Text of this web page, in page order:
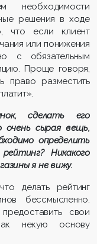
необходимости
решения в ходе
что если клиент
или понижения
с обязательным
Проще говоря,
право разместить
сделать его
очень сырая вещь,
определить
Никакого
я не вижу.
делать рейтинг
бессмысленно.
свои
некую основу